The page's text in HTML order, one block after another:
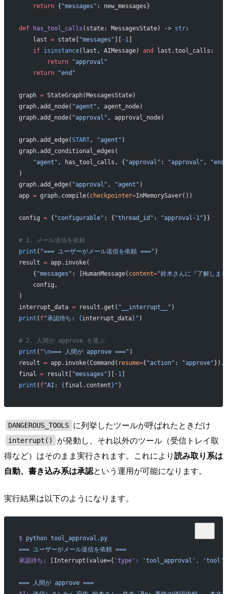
    return
{ "messages" : new_messages}
def has_tool_calls (state: MessagesState) -> str:
    last
= state[ "messages" -1]
    if
isinstance(last, AIMessage) and
last.tool_calls:
        return
"approval"
    return
"end"
graph = StateGraph(MessagesState)
graph.add_node( "agent" , agent_node)
graph.add_node( "approval" , approval_node)
graph.add_edge(START, "agent" )
graph.add_conditional_edges(
    "agent"
, has_tool_calls, { "approval" : "approval" ,
)
graph.add_edge( "approval" , "agent" )
app = graph.compile( checkpointer=InMemorySaver())
config = { "configurable" : { "thread_id" : "approval-1" }}
# 1. メール送信を依頼
print ( "=== ユーザーがメール送信を依頼 ===" )
result = app.invoke(
    {
"messages" : [HumanMessage( content="鈴木さんに『了解しま
    config,
)
interrupt_data = result.get( "__interrupt__" )
print ( f"承認待ち: { interrupt_data} " )
# 2. 人間が approve を選ぶ
print ( "\n=== 人間が approve ===" )
result = app.invoke(Command( resume={ "action" : "approve" }),
final = result[ "messages" -1]
print ( f"AI: { final.content } " )
DANGEROUS_TOOLS に列挙したツールが呼ばれたときだけ
interrupt()
が発動し、それ以外のツール（受信トレイ取
得など）はそのまま実行されます。これにより読み取り系は
自動、書き込み系は承認という運用が可能になります。
実行結果は以下のようになります。
$ python tool_approval.py
=== ユーザーがメール送信を依頼 ===
承認待ち:
[Interrupt(value={ 'type' : 'tool_approval', 'tool':
=== 人間が approve ===